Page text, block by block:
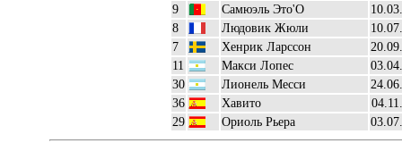
9 Самюэль Это'O
8
Людовик Жюли
7
Хенрик Ларссон
11
Макси Лопес
30
Лионель Месси
36
Хавито
29
Ориоль Рьера